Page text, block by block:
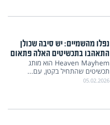
נפלו מהשמיים: יש סיבה שכולן
התאהבו בתכשיטים האלה פתאום
Heaven Mayhem הוא מותג
תכשיטים שהתחיל בקטן, עם...
05.02.2026